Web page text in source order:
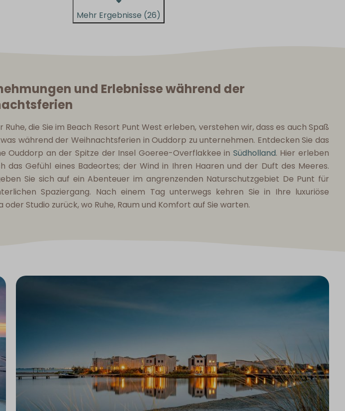
Mehr Ergebnisse (26)
und Erlebnisse während der
Ruhe, die Sie im Beach Resort Punt West erleben, verstehen wir, dass es auch Spaß
während der Weihnachtsferien in Ouddorp zu unternehmen. Entdecken Sie das
Ouddorp an der Spitze der Insel Goeree-Overflakkee in Südholland. Hier erleben
das Gefühl eines Badeortes; der Wind in Ihren Haaren und der Duft des Meeres.
Sie sich auf ein Abenteuer im angrenzenden Naturschutzgebiet De Punt für
Spaziergang. Nach einem Tag unterwegs kehren Sie in Ihre luxuriöse
oder Studio zurück, wo Ruhe, Raum und Komfort auf Sie warten.